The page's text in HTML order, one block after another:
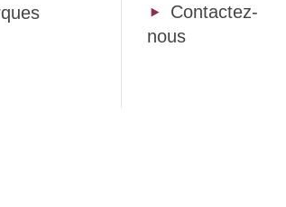
Contactez-
nous